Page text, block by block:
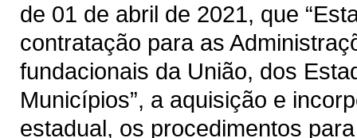
de 01 de abril de 2021, que
contratação para as
fundacionais da União, dos
Municípios”, a aquisição e
estadual, os procedimentos